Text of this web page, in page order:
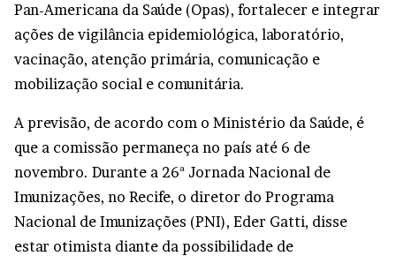
Pan-Americana da Saúde (Opas), fortalecer e integrar
ações de vigilância epidemiológica, laboratório,
vacinação, atenção primária, comunicação e
mobilização social e comunitária.
A previsão, de acordo com o Ministério da Saúde, é
que a comissão permaneça no país até 6 de
novembro. Durante a 26ª Jornada Nacional de
Imunizações, no Recife, o diretor do Programa
Nacional de Imunizações (PNI), Eder Gatti, disse
estar otimista diante da possibilidade de